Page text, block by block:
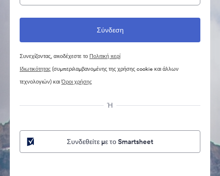
Συνεχίζοντας, αποδέχεστε το Πολιτική περί
Ιδιωτικότητας(συμπεριλαμβανομένης της χρήσης cookie και άλλων
τεχνολογιών) καιΌροι χρήσης
Ή
Συνδεθείτε με το Smartsheet